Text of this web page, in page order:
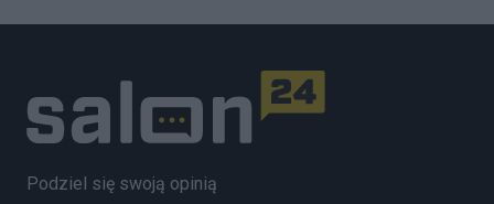
Podziel się swoją opinią